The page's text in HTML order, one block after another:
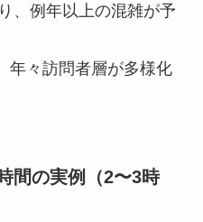
、例年以上の混雑が予
年々訪問者層が多様化
間の実例（2〜3時